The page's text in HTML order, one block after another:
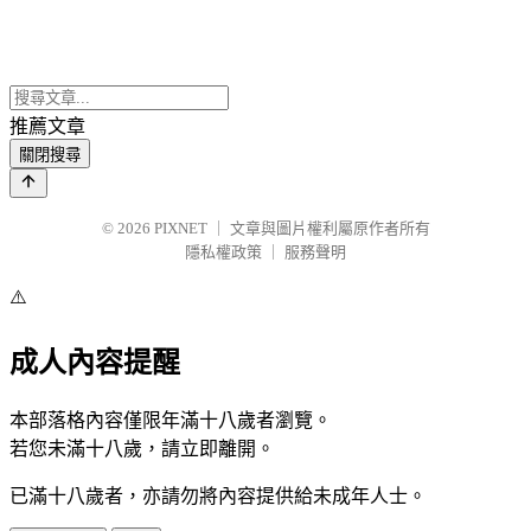
推薦文章
關閉搜尋
© 2026 PIXNET
文章與圖片權利屬原作者所有
隱私權政策
服務聲明
⚠️
成人內容提醒
本部落格內容僅限年滿十八歲者瀏覽。
若您未滿十八歲，請立即離開。
已滿十八歲者，亦請勿將內容提供給未成年人士。